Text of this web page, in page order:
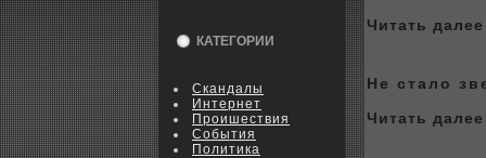
КАТЕГОРИИ
Скандалы
Интернет
Пpoишествия
События
Политика
Читать
Не стало
Читать